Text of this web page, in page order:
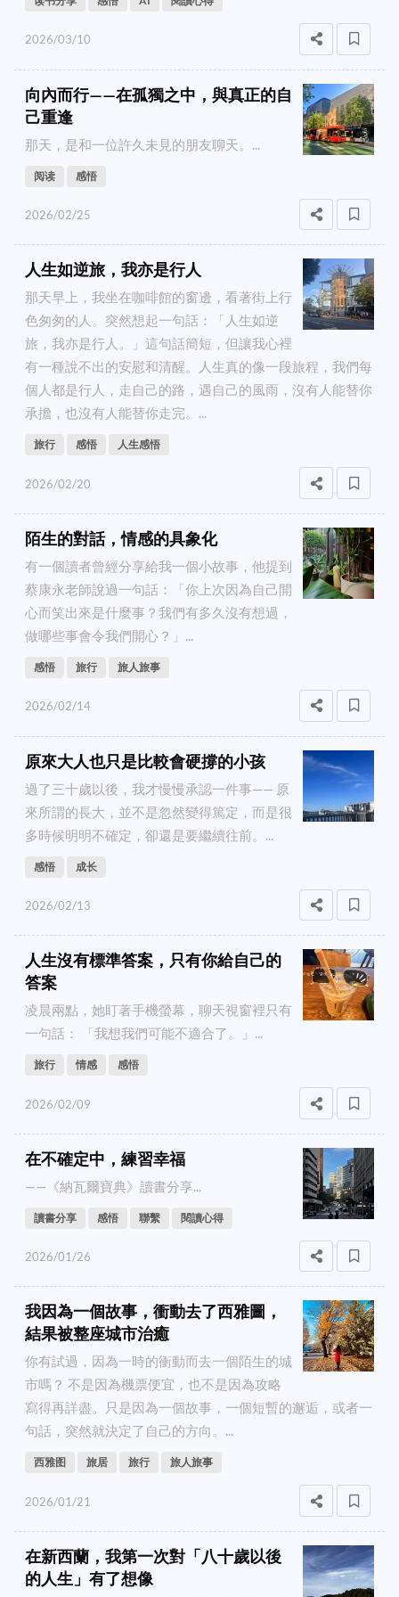
2026/03/10
向內而行——在孤獨之中，與真正的自
己重逢
那天，是和一位許久未見的朋友聊天。...
阅读 感悟
2026/02/25
人生如逆旅，我亦是行人
那天早上，我坐在咖啡館的窗邊，看著街上行
色匆匆的人。突然想起一句話：「人生如逆
旅，我亦是行人。」這句話簡短，但讓我心裡
有一種說不出的安慰和清醒。人生真的像一段旅程，我們每
個人都是行人，走自己的路，遇自己的風雨，沒有人能替你
承擔，也沒有人能替你走完。...
旅行 感悟 人生感悟
2026/02/20
陌生的對話，情感的具象化
有一個讀者曾經分享給我一個小故事，他提到
蔡康永老師說過一句話：「你上次因為自己開
心而笑出來是什麼事？我們有多久沒有想過，
做哪些事會令我們開心？」...
感悟 旅行 旅人旅事
2026/02/14
原來大人也只是比較會硬撐的小孩
過了三十歲以後，我才慢慢承認一件事—— 原
來所謂的長大，並不是忽然變得篤定，而是很
多時候明明不確定，卻還是要繼續往前。...
感悟 成长
2026/02/13
人生沒有標準答案，只有你給自己的
答案
凌晨兩點，她盯著手機螢幕，聊天視窗裡只有
一句話： 「我想我們可能不適合了。」...
旅行 情感 感悟
2026/02/09
在不確定中，練習幸福
——《納瓦爾寶典》讀書分享...
讀書分享 感悟 聯繫 閱讀心得
2026/01/26
我因為一個故事，衝動去了西雅圖，
結果被整座城市治癒
你有試過，因為一時的衝動而去一個陌生的城
市嗎？ 不是因為機票便宜，也不是因為攻略
寫得再詳盡。只是因為一個故事，一個短暫的邂逅，或者一
句話，突然就決定了自己的方向。...
西雅图 旅居 旅行 旅人旅事
2026/01/21
在新西蘭，我第一次對「八十歲以後
的人生」有了想像